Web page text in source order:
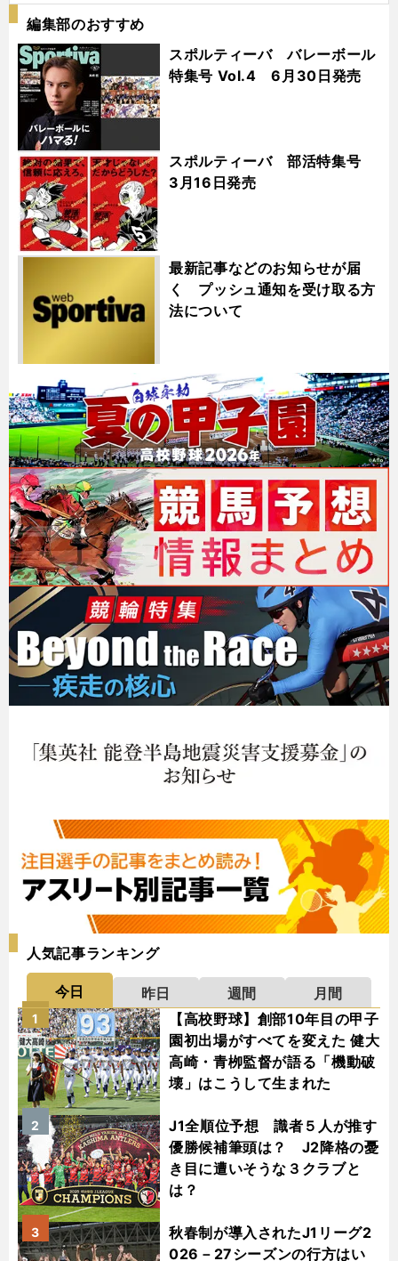
編集部のおすすめ
スポルティーバ バレーボール
特集号 Vol.4 6月30日発売
スポルティーバ 部活特集号
3月16日発売
最新記事などのお知らせが届
く プッシュ通知を受け取る方
法について
人気記事ランキング
今日 昨日 週間
月間
【高校野球】創部10年目の甲子
園初出場がすべてを変えた 健大
高崎・青栁監督が語る「機動破
壊」はこうして生まれた
1
J1全順位予想 識者５人が推す
優勝候補筆頭は？ J2降格の憂
き目に遭いそうな３クラブと
は？
2
秋春制が導入されたJ1リーグ2
026－27シーズンの行方はい
3